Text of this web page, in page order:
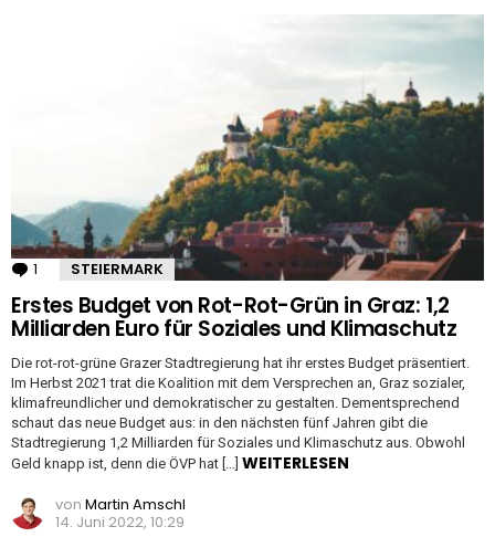
1 Kommentar
STEIERMARK
Erstes Budget von Rot-Rot-Grün in Graz: 1,2
Milliarden Euro für Soziales und Klimaschutz
Die rot-rot-grüne Grazer Stadtregierung hat ihr erstes Budget präsentiert.
Im Herbst 2021 trat die Koalition mit dem Versprechen an, Graz sozialer,
klimafreundlicher und demokratischer zu gestalten. Dementsprechend
schaut das neue Budget aus: in den nächsten fünf Jahren gibt die
Stadtregierung 1,2 Milliarden für Soziales und Klimaschutz aus. Obwohl
Geld knapp ist, denn die ÖVP hat […] WEITERLESEN
von Martin Amschl
14. Juni 2022, 10:29